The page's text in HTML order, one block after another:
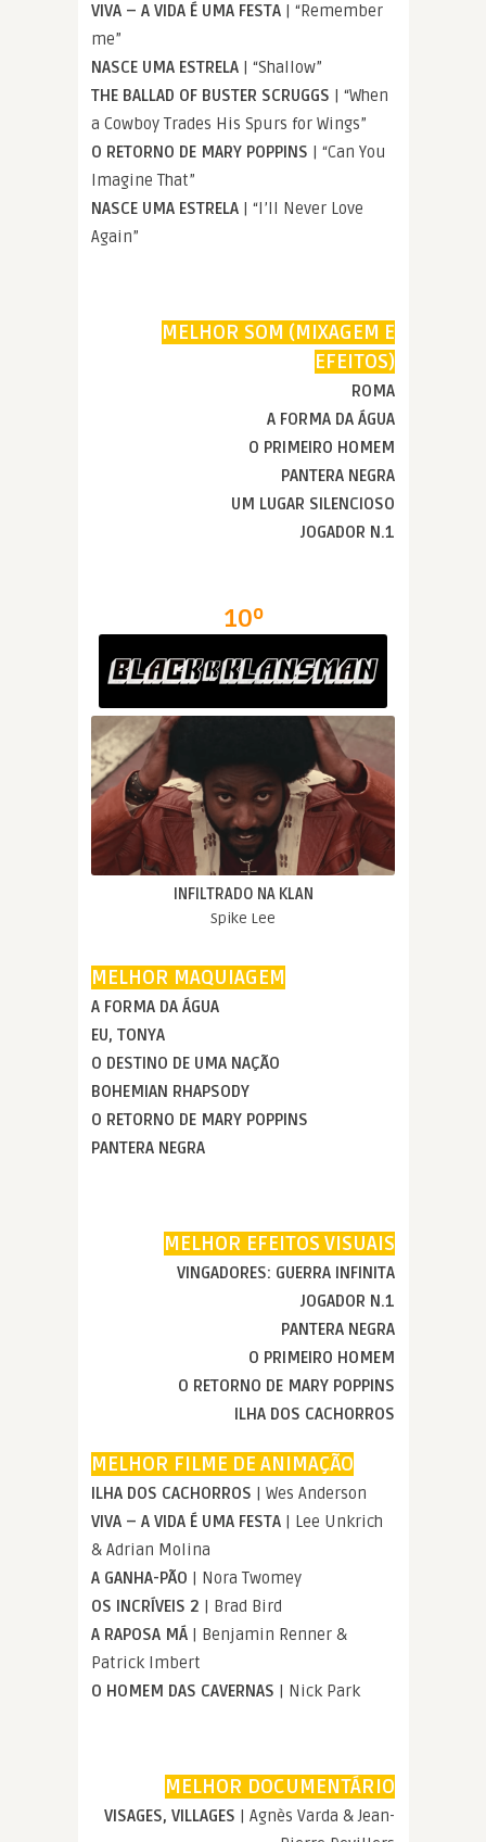
VIVA – A VIDA É UMA FESTA | “Remember
me”
NASCE UMA ESTRELA | “Shallow”
THE BALLAD OF BUSTER SCRUGGS | “When
a Cowboy Trades His Spurs for Wings”
O RETORNO DE MARY POPPINS | “Can You
Imagine That”
NASCE UMA ESTRELA | “I’ll Never Love
Again”
MELHOR SOM (MIXAGEM E
EFEITOS)
ROMA
A FORMA DA ÁGUA
O PRIMEIRO HOMEM
PANTERA NEGRA
UM LUGAR SILENCIOSO
JOGADOR N.1
10º
INFILTRADO NA KLAN
Spike Lee
MELHOR MAQUIAGEM
A FORMA DA ÁGUA
EU, TONYA
O DESTINO DE UMA NAÇÃO
BOHEMIAN RHAPSODY
O RETORNO DE MARY POPPINS
PANTERA NEGRA
MELHOR EFEITOS VISUAIS
VINGADORES: GUERRA INFINITA
JOGADOR N.1
PANTERA NEGRA
O PRIMEIRO HOMEM
O RETORNO DE MARY POPPINS
ILHA DOS CACHORROS
MELHOR FILME DE ANIMAÇÃO
ILHA DOS CACHORROS | Wes Anderson
VIVA – A VIDA É UMA FESTA | Lee Unkrich
& Adrian Molina
A GANHA-PÃO | Nora Twomey
OS INCRÍVEIS 2 | Brad Bird
A RAPOSA MÁ | Benjamin Renner &
Patrick Imbert
O HOMEM DAS CAVERNAS | Nick Park
MELHOR DOCUMENTÁRIO
VISAGES, VILLAGES | Agnès Varda & Jean-